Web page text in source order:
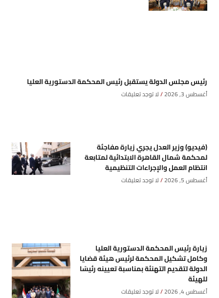
رئيس مجلس الدولة يستقبل رئيس المحكمة الدستورية العليا
أغسطس 3, 2026 لا توجد تعليقات
(فيديو) وزير العدل يجري زيارة مفاجئة
لمحكمة شمال القاهرة الابتدائية لمتابعة
انتظام العمل والإجراءات التنظيمية
أغسطس 5, 2026 لا توجد تعليقات
زيارة رئيس المحكمة الدستورية العليا
وكامل تشكيل المحكمة لرئيس هيئة قضايا
الدولة لتقديم التهنئة بمناسبة تعيينه رئيسًا
للهيئة
أغسطس 4, 2026 لا توجد تعليقات